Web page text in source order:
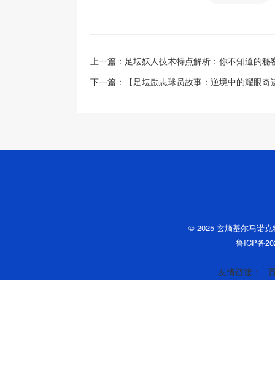
上一篇： 足坛妖人技术特点解析：你不知道的秘
下一篇：
【足坛励志球员故事：逆境中的耀眼奇
© 2025 玄熵基尔马诺
鲁ICP备
友情链接：